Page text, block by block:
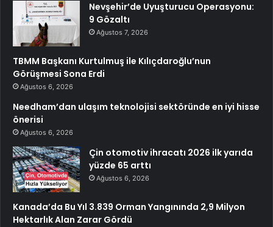
Nevşehir’de Uyuşturucu Operasyonu:
9 Gözaltı
Ağustos 7, 2026
TBMM Başkanı Kurtulmuş ile Kılıçdaroğlu’nun
Görüşmesi Sona Erdi
Ağustos 6, 2026
Needham’dan ulaşım teknolojisi sektöründe en iyi hisse
önerisi
Ağustos 6, 2026
Çin otomotiv ihracatı 2026 ilk yarıda
yüzde 65 arttı
Ağustos 6, 2026
Kanada’da Bu Yıl 3.839 Orman Yangınında 2,9 Milyon
Hektarlık Alan Zarar Gördü